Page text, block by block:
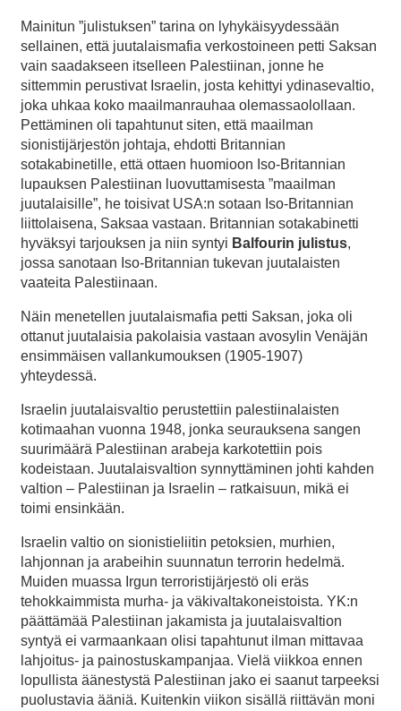
Mainitun ”julistuksen” tarina on lyhykäisyydessään
sellainen, että juutalaismafia verkostoineen petti Saksan
vain saadakseen itselleen Palestiinan, jonne he
sittemmin perustivat Israelin, josta kehittyi ydinasevaltio,
joka uhkaa koko maailmanrauhaa olemassaolollaan.
Pettäminen oli tapahtunut siten, että maailman
sionistijärjestön johtaja, ehdotti Britannian
sotakabinetille, että ottaen huomioon Iso-Britannian
lupauksen Palestiinan luovuttamisesta ”maailman
juutalaisille”, he toisivat USA:n sotaan Iso-Britannian
liittolaisena, Saksaa vastaan. Britannian sotakabinetti
hyväksyi tarjouksen ja niin syntyi Balfourin julistus,
jossa sanotaan Iso-Britannian tukevan juutalaisten
vaateita Palestiinaan.
Näin menetellen juutalaismafia petti Saksan, joka oli
ottanut juutalaisia pakolaisia vastaan avosylin Venäjän
ensimmäisen vallankumouksen (1905-1907)
yhteydessä.
Israelin juutalaisvaltio perustettiin palestiinalaisten
kotimaahan vuonna 1948, jonka seurauksena sangen
suurimäärä Palestiinan arabeja karkotettiin pois
kodeistaan. Juutalaisvaltion synnyttäminen johti kahden
valtion – Palestiinan ja Israelin – ratkaisuun, mikä ei
toimi ensinkään.
Israelin valtio on sionistieliitin petoksien, murhien,
lahjonnan ja arabeihin suunnatun terrorin hedelmä.
Muiden muassa Irgun terroristijärjestö oli eräs
tehokkaimmista murha- ja väkivaltakoneistoista. YK:n
päättämää Palestiinan jakamista ja juutalaisvaltion
syntyä ei varmaankaan olisi tapahtunut ilman mittavaa
lahjoitus- ja painostuskampanjaa. Vielä viikkoa ennen
lopullista äänestystä Palestiinan jako ei saanut tarpeeksi
puolustavia ääniä. Kuitenkin viikon sisällä riittävän moni